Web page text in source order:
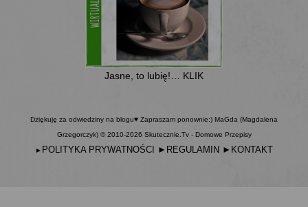
Jasne, to lubię!… KLIK
Dziękuję za odwiedziny na blogu♥ Zapraszam ponownie:) MaGda (Magdalena
Grzegorczyk) © 2010-2026 Skutecznie.Tv - Domowe Przepisy
► POLITYKA PRYWATNOŚCI ► REGULAMIN ► KONTAKT